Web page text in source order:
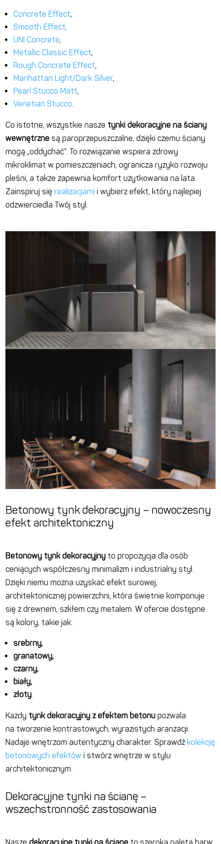
Concrete Effect,
Smooth Effect,
UNI Concrete,
Metallic Classic Effect,
Rough Concrete Effect,
Manhattan Light/Dark Silver,
Pearl Stucco Matt,
Venetian Stucco
Co istotne, wszystkie nasze tynki dekoracyjne na ściany
wewnętrzne są paroprzepuszczalne, dzięki czemu ściany
mogą „oddychać”. To rozwiązanie wspiera zdrowy
mikroklimat w pomieszczeniach, ogranicza ryzyko rozwoju
pleśni, a także zapewnia komfort użytkowania na lata.
Zainspiruj sięrealizacjami i wybierz efekt, który najlepiej
odzwierciedla Twój styl.
Betonowy tynk dekoracyjny – nowoczesny
efekt architektoniczny
Betonowy tynk dekoracyjny to propozycja dla osób
ceniących współczesny minimalizm i industrialny styl.
Dzięki niemu można uzyskać efekt surowej,
architektonicznej powierzchni, która świetnie komponuje
się z drewnem, szkłem czy metalem. W ofercie dostępne
są kolory, takie jak:
srebrny,
granatowy,
czarny,
biały,
złoty.
Każdy tynk dekoracyjny z efektem betonupozwala
na tworzenie kontrastowych, wyrazistych aranżacji.
Nadaje wnętrzom autentyczny charakter. Sprawdź kolekcję
betonowych efektów i stwórz wnętrze w stylu
architektonicznym.
Dekoracyjne tynki na ścianę –
wszechstronność zastosowania